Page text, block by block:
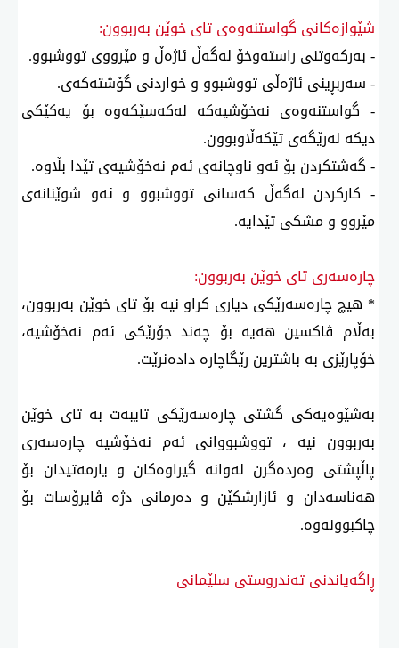
شێوازەكانی گواستنەوەی تای خوێن بەربوون:
- بەركەوتنی راستەوخۆ لەگەڵ ئاژەڵ و مێرووی تووشبوو.
- سەربڕینی ئاژەڵی تووشبوو و خواردنی گۆشتەكەی.
- گواستنەوەی نەخۆشیەكە لەكەسێكەوە بۆ یەكێكی
دیكە لەرێگەی تێكەڵاوبوون.
- گەشتكردن بۆ ئەو ناوچانەی ئەم نەخۆشیەی تێدا بڵاوە.
- كاركردن لەگەڵ كەسانی تووشبوو و ئەو شوێنانەی
مێروو و مشكی تێدایە.
چارەسەری تای خوێن بەربوون:
* هیچ چارەسەرێكی دیاری كراو نیە بۆ تای خوێن بەربوون،
بەڵام ڤاكسین هەیە بۆ چەند جۆرێكی ئەم نەخۆشیە،
خۆپارێزی بە باشترین رێگاچارە دادەنرێت.
بەشێوەیەكی گشتی چارەسەرێكی تایبەت بە تای خوێن
بەربوون نیە ، تووشبووانی ئەم نەخۆشیە چارەسەری
پاڵپشتی وەردەگرن لەوانە گیراوەكان و یارمەتیدان بۆ
هەناسەدان و ئازارشكێن و دەرمانی دژە ڤایرۆسات بۆ
چاكبوونەوە.
ڕاگەیاندنی تەندروستی سلێمانی